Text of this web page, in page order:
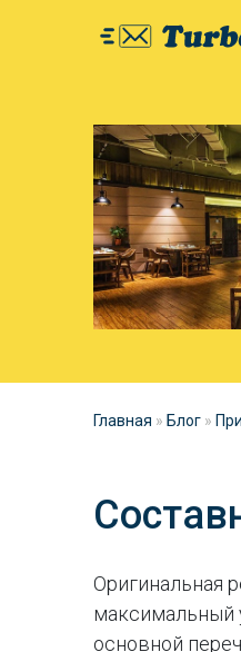
Главная » Блог »
Оригинальная
максимальный
основной